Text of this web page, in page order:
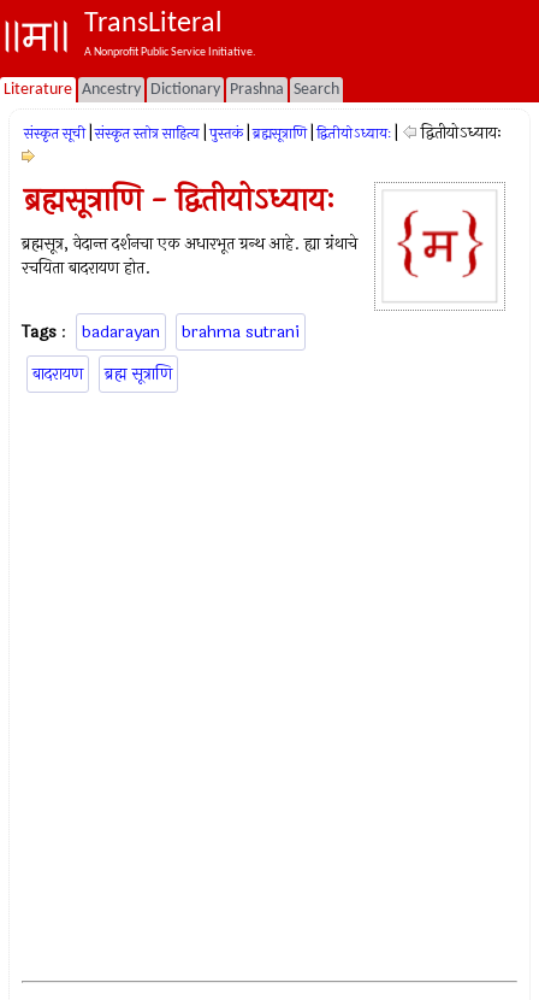
TransLiteral
A Nonprofit Public Service Initiative.
Literature Ancestry Dictionary Prashna Search
संस्कृत सूची संस्कृत स्तोत्र साहित्य पुस्तकं ब्रह्मसूत्राणि द्वितीयोऽध्यायः द्वितीयोऽध्यायः
ब्रह्मसूत्राणि - द्वितीयोऽध्यायः
ब्रह्मसूत्र, वेदान्त दर्शनचा एक अधारभूत ग्रन्थ आहे. ह्या ग्रंथाचे
रचयिता बादरायण होत.
Tags : badarayan
brahma sutrani
बादरायण
ब्रह्म सूत्राणि